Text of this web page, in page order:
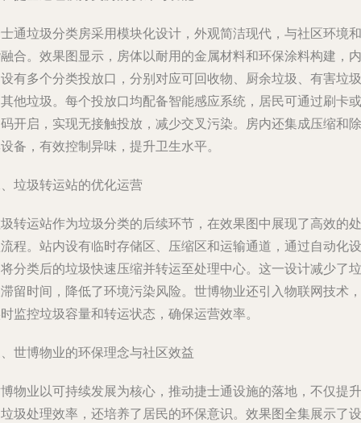
通垃圾分类房采用模块化设计，外观简洁现代，与社区环境和
合。效果图显示，房体以耐用的金属材料和环保涂料构建，内
有多个分类投放口，分别对应可回收物、厨余垃圾、有害垃圾
他垃圾。每个投放口均配备智能感应系统，居民可通过刷卡或
开启，实现无接触投放，减少交叉污染。房内还集成压缩和除
备，有效控制异味，提升卫生水平。
垃圾转运站的优化运营
转运站作为垃圾分类的后续环节，在效果图中展现了高效的处
程。站内设有临时存储区、压缩区和运输通道，通过自动化设
分类后的垃圾快速压缩并转运至处理中心。这一设计减少了垃
留时间，降低了环境污染风险。世博物业还引入物联网技术，
监控垃圾容量和转运状态，确保运营效率。
世博物业的环保理念与社区效益
物业以可持续发展为核心，推动捷士通设施的落地，不仅提升
圾处理效率，还培养了居民的环保意识。效果图全集展示了设